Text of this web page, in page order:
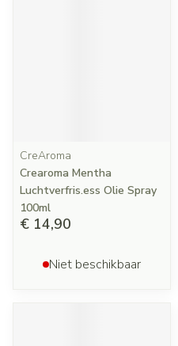
CreAroma
Crearoma Mentha
Luchtverfris.ess Olie Spray
100ml
€ 14,90
Niet beschikbaar